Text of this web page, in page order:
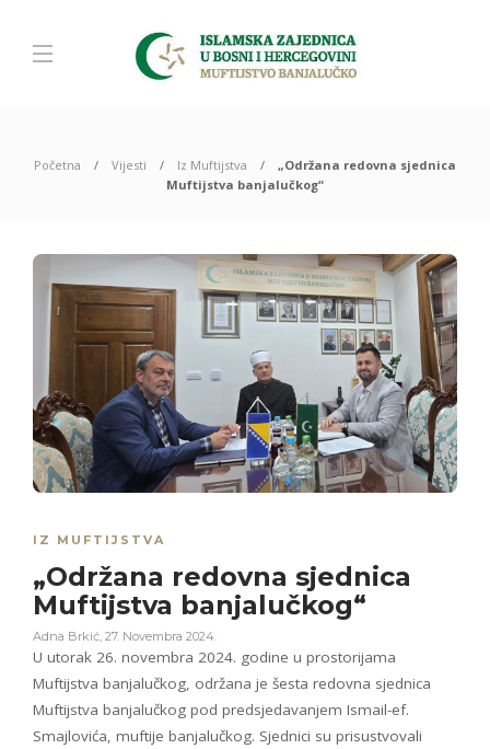
Početna Vijesti Iz Muftijstva
„Održana redovna sjednica
Muftijstva banjalučkog“
IZ MUFTIJSTVA
„Održana redovna sjednica
Muftijstva banjalučkog“
Adna Brkić, 27. Novembra 2024.
U utorak 26. novembra 2024. godine u prostorijama
Muftijstva banjalučkog, održana je šesta redovna sjednica
Muftijstva banjalučkog pod predsjedavanjem Ismail-ef.
Smajlovića, muftije banjalučkog. Sjednici su prisustvovali